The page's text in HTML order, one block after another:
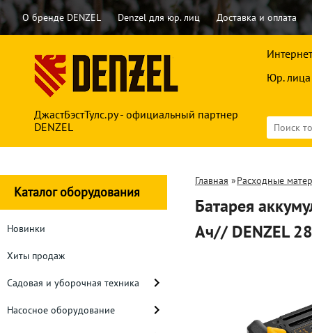
О бренде DENZEL Denzel для юр. лиц Доставка и оплата
ДжастБэстТулс.ру - официальный партнер
DENZEL
Юр. лица
Каталог оборудования
Новинки
Хиты продаж
Садовая и уборочная техника
Насосное оборудование
Главная »Расходные
Батарея
Ач// DENZEL